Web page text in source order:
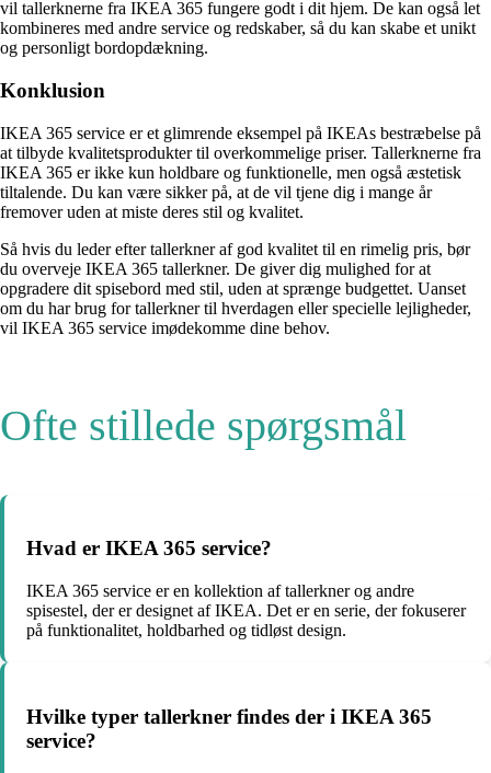
vil tallerknerne fra IKEA 365 fungere godt i dit hjem. De kan også let
kombineres med andre service og redskaber, så du kan skabe et unikt
og personligt bordopdækning.
Konklusion
IKEA 365 service er et glimrende eksempel på IKEAs bestræbelse på
at tilbyde kvalitetsprodukter til overkommelige priser. Tallerknerne fra
IKEA 365 er ikke kun holdbare og funktionelle, men også æstetisk
tiltalende. Du kan være sikker på, at de vil tjene dig i mange år
fremover uden at miste deres stil og kvalitet.
Så hvis du leder efter tallerkner af god kvalitet til en rimelig pris, bør
du overveje IKEA 365 tallerkner. De giver dig mulighed for at
opgradere dit spisebord med stil, uden at sprænge budgettet. Uanset
om du har brug for tallerkner til hverdagen eller specielle lejligheder,
vil IKEA 365 service imødekomme dine behov.
Ofte stillede spørgsmål
Hvad er IKEA 365 service?
IKEA 365 service er en kollektion af tallerkner og andre
spisestel, der er designet af IKEA. Det er en serie, der fokuserer
på funktionalitet, holdbarhed og tidløst design.
Hvilke typer tallerkner findes der i IKEA 365
service?